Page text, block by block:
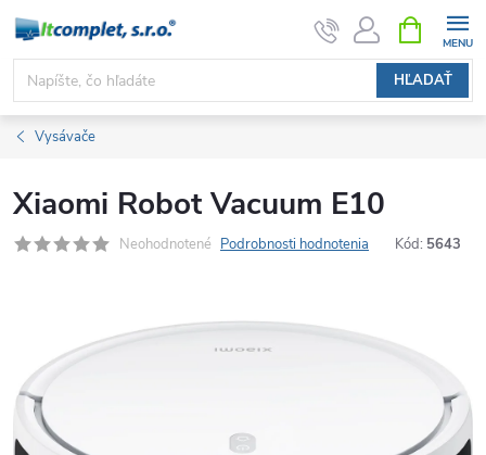
Prejsť
obsah
HĽADAŤ
KOŠÍK
Vysávače
Xiaomi Robot Vacuum E10
Neohodnotené Podrobnosti hodnotenia Kód: 5643